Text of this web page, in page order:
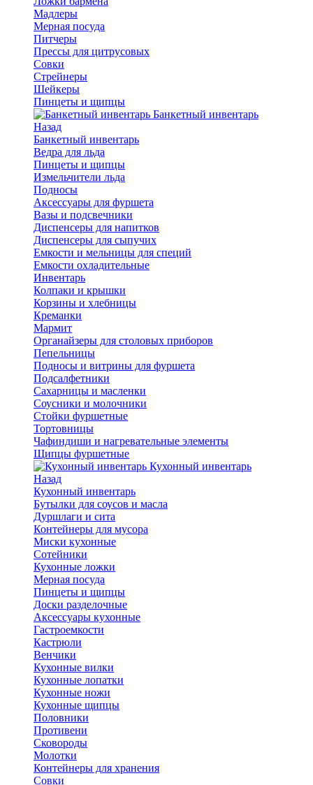
Мадлеры
Мерная посуда
Питчеры
Прессы для цитрусовых
Совки
Стрейнеры
Шейкеры
Пинцеты и щипцы
Банкетный инвентарь
Назад
Банкетный инвентарь
Ведра для льда
Пинцеты и щипцы
Измельчители льда
Подносы
Аксессуары для фуршета
Вазы и подсвечники
Диспенсеры для напитков
Диспенсеры для сыпучих
Емкости и мельницы для специй
Емкости охладительные
Инвентарь
Колпаки и крышки
Корзины и хлебницы
Креманки
Мармит
Органайзеры для столовых приборов
Пепельницы
Подносы и витрины для фуршета
Подсалфетники
Сахарницы и масленки
Соусники и молочники
Стойки фуршетные
Тортовницы
Чафиндиши и нагревательные элементы
Щипцы фуршетные
Кухонный инвентарь
Назад
Кухонный инвентарь
Бутылки для соусов и масла
Дуршлаги и сита
Контейнеры для мусора
Миски кухонные
Сотейники
Кухонные ложки
Мерная посуда
Пинцеты и щипцы
Доски разделочные
Аксессуары кухонные
Гастроемкости
Кастрюли
Венчики
Кухонные вилки
Кухонные лопатки
Кухонные ножи
Кухонные щипцы
Половники
Противени
Сковороды
Молотки
Контейнеры для хранения
Совки